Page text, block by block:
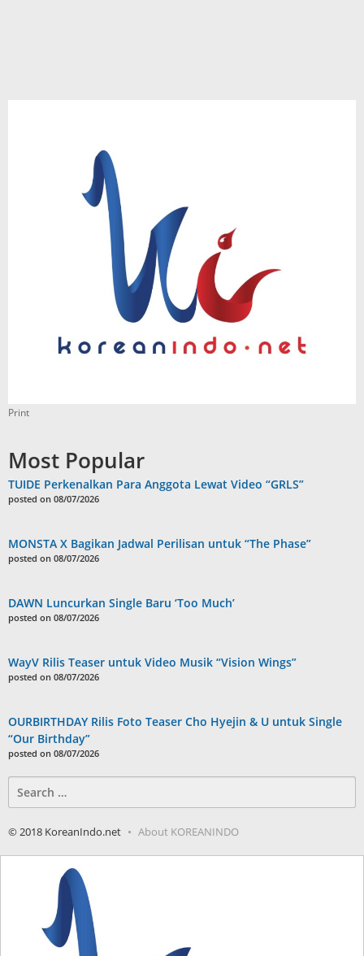
Print
Most Popular
TUIDE Perkenalkan Para Anggota Lewat Video “GRLS”
posted on 08/07/2026
MONSTA X Bagikan Jadwal Perilisan untuk “The Phase”
posted on 08/07/2026
DAWN Luncurkan Single Baru ‘Too Much’
posted on 08/07/2026
WayV Rilis Teaser untuk Video Musik “Vision Wings”
posted on 08/07/2026
OURBIRTHDAY Rilis Foto Teaser Cho Hyejin & U untuk Single
“Our Birthday”
posted on 08/07/2026
for:
© 2018 KoreanIndo.net About KOREANINDO